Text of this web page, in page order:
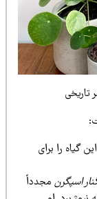
را برای
مجدداً